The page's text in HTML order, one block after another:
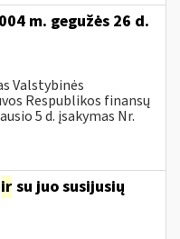
m. gegužės 26 d.
Valstybinės
Respublikos finansų
5 d. įsakymas Nr.
ir su juo susijusių